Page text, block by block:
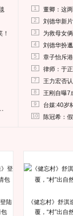
1 董卿：这
2 刘德华新
3 为救母女
4 刘德华扮
5 章子怡斥
6 律师：于
7 王力宏否
8 王刚自曝7
9 台媒:40岁
10 陈冠希：
陆
《健忘村》舒淇
覆，“村”出自